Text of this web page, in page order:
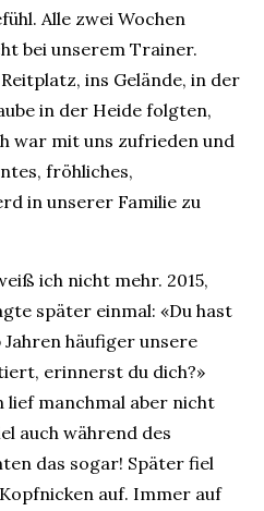
Alle zwei Wochen
bei unserem Trainer.
ins Gelände, in der
in der Heide folgten,
war mit uns zufrieden und
fröhliches,
in unserer Familie zu
ich nicht mehr. 2015,
später einmal: «Du hast
häufiger unsere
erinnerst du dich?»
lief manchmal aber nicht
auch während des
das sogar! Später fiel
auf. Immer auf